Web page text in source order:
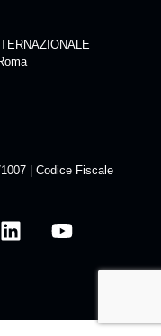
| Codice Fiscale